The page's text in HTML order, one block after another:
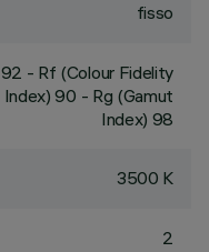
fisso
92 - Rf (Colour Fidelity
Index) 90 - Rg (Gamut
Index) 98
3500 K
2